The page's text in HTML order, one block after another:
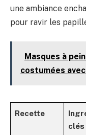
une ambiance
pour ravir les
Masques à
costumées
Recette
clés